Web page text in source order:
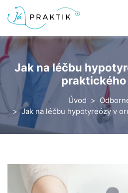
Jak na léčbu
praktického
Úvod
Jak na léčbu hypotyreózy v